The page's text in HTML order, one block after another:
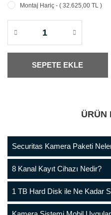
Montaj Hariç - ( 32.625,00 TL )
SEPETE EKLE
ÜRÜN
Securitas Kamera Paketi
8 Kanal Kayıt Cihazı Nedir?
1 TB Hard Disk ile Ne Kadar